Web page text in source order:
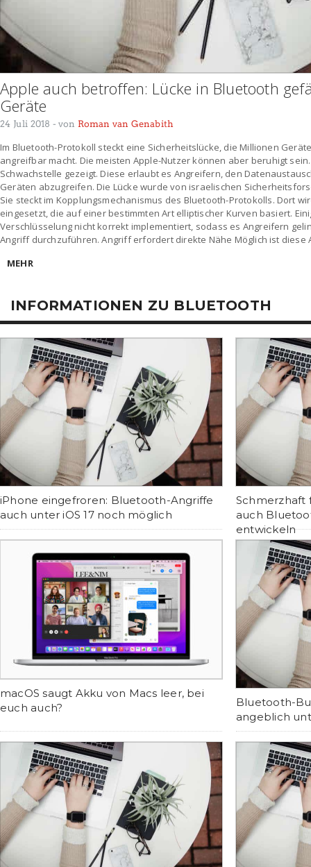
Apple auch betroffen: Lücke in Bluetooth
Geräte
24 Juli 2018 - von Roman van Genabith
Im Bluetooth-Protokoll steckt eine Sicherheitslücke, die Millionen
angreifbar macht. Die meisten Apple-Nutzer können aber beruhigt
Schwachstelle gezeigt. Diese erlaubt es Angreifern, den
Geräten abzugreifen. Die Lücke wurde von israelischen
Sie steckt im Kopplungsmechanismus des Bluetooth-Protokolls. Dort
eingesetzt, die auf einer bestimmten Art elliptischer Kurven basiert.
Verschlüsselung nicht korrekt implementiert, sodass es Angreifern
Angriff durchzuführen. Angriff erfordert direkte Nähe Möglich ist diese
MEHR
INFORMATIONEN ZU BLUETOOTH
iPhone eingefroren: Bluetooth-Angriffe
auch unter iOS 17 noch möglich
Schmerzhaft
auch
entwickeln
macOS saugt Akku von Macs leer, bei
euch auch?
Bluetooth-
angeblich